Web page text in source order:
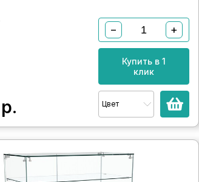
р.
− +
Купить в 1
клик
Цвет